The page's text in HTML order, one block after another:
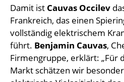
Damit ist Cauvas Occilev
Frankreich, das einen
vollständig elektrischem
führt. Benjamin Cauvas,
Firmengruppe, erklärt: „Für
Markt schätzen wir